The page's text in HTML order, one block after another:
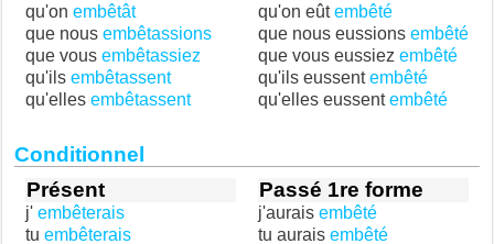
qu'on embêtât
que nous embêtassions
que vous embêtassiez
qu'ils embêtassent
qu'elles embêtassent
qu'on eûtembêté
que nous eussions embêté
que vous eussiez embêté
qu'ils eussentembêté
qu'elles eussentembêté
Conditionnel
Présent
j' embêterais
tu embêterais
Passé 1re forme
j'aurais embêté
tu aurais embêté